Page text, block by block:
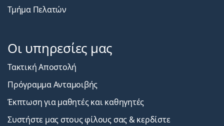
Τμήμα Πελατών
Οι υπηρεσίες μας
Τακτική Αποστολή
Πρόγραμμα Ανταμοιβής
Έκπτωση για μαθητές και καθηγητές
Συστήστε μας στους φίλους σας & κερδίστε